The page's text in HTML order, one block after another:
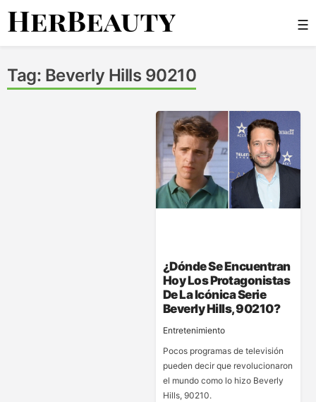
Skip
☰
Tag: Beverly Hills 90210
¿Dónde Se Encuentran
Hoy Los Protagonistas
De La Icónica Serie
Beverly Hills, 90210?
Entretenimiento
Pocos programas de televisión
pueden decir que revolucionaron
el mundo como lo hizo Beverly
Hills, 90210.